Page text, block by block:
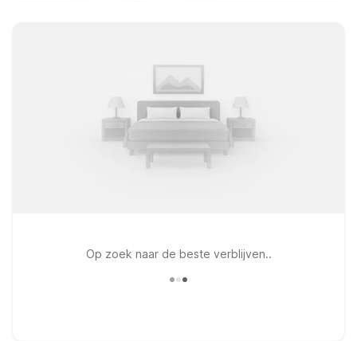
Op zoek naar de beste verblijven..